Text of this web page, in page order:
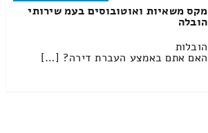
מקס משאיות ואוטובוסים בעמ שירותי
הובלה
הובלות
האם אתם באמצע העברת דירה? […]